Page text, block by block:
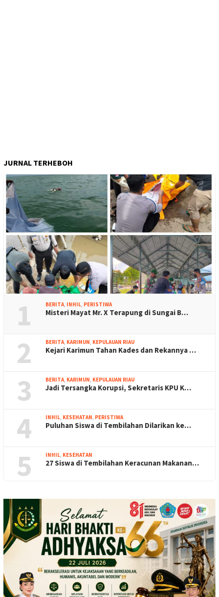
JURNAL TERHEBOH
1 BERITA, INHIL, PERISTIWA
Misteri Mayat Mr. X Terapung di Sungai B…
2 BERITA, KARIMUN, KEPULAUAN RIAU
Kejari Karimun Tahan Kades dan Rekannya …
3 BERITA, KARIMUN, KEPULAUAN RIAU
Jadi Tersangka Korupsi, Sekretaris KPU K…
4 INHIL, KESEHATAN, PERISTIWA
Puluhan Siswa di Tembilahan Dilarikan ke…
5 INHIL, KESEHATAN
27 Siswa di Tembilahan Keracunan Makanan…